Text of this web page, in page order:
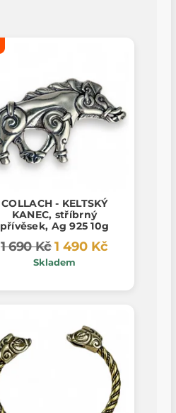
COLLACH - KELTSKÝ
KANEC, stříbrný
přívěsek, Ag 925 10g
1 690 Kč1 490 Kč
Skladem